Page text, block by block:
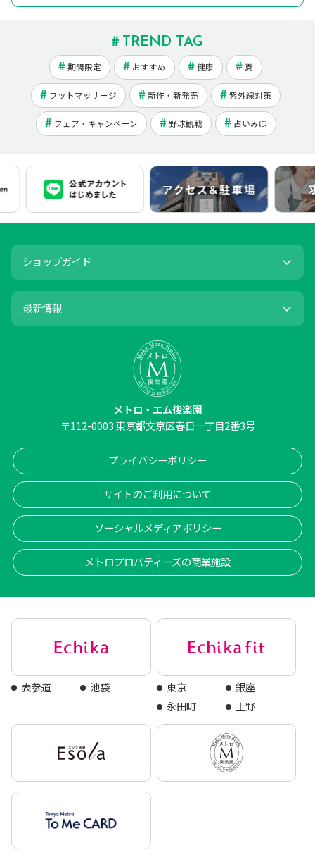
TREND TAG
期間限定 おすすめ 健康 夏
フットマッサージ 新作・新発売 紫外線対策
フェア・キャンペーン 野球観戦 占いみほ
ショップガイド
最新情報
メトロ・エム後楽園
〒112-0003東京都文京区春日一丁目2番3号
プライバシーポリシー
サイトのご利用について
ソーシャルメディアポリシー
メトロプロパティーズの商業施設
表参道 池袋 東京
銀座
永田町
上野